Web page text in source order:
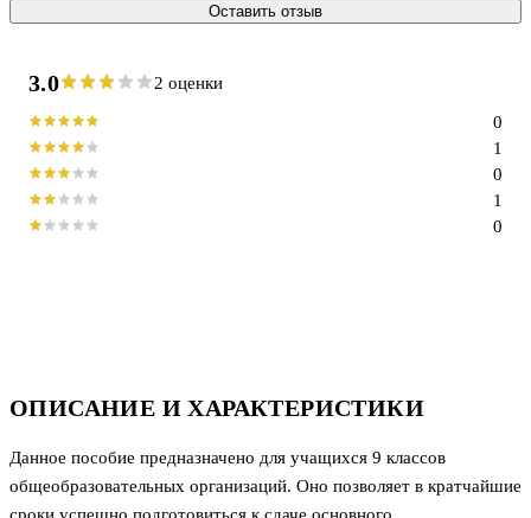
ОПИСАНИЕ И ХАРАКТЕРИСТИКИ
Данное пособие предназначено для учащихся 9 классов
общеобразовательных организаций. Оно позволяет в кратчайшие
Оставить отзыв
3.0 2 оценки
0
1
0
1
0